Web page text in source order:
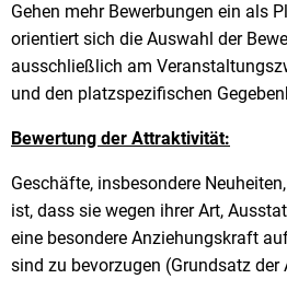
Gehen mehr Bewerbungen ein als
orientiert sich die Auswahl der
ausschließlich am
und den platzspezifischen
Bewertung der Attraktivität:
Geschäfte, insbesondere
ist, dass sie wegen ihrer Art,
eine besondere Anziehungskraft
sind zu bevorzugen (Grundsatz